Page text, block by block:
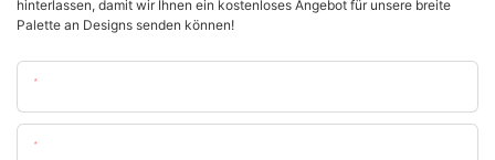
hinterlassen, damit wir Ihnen ein kostenloses Angebot für unsere breite
Palette an Designs senden können!